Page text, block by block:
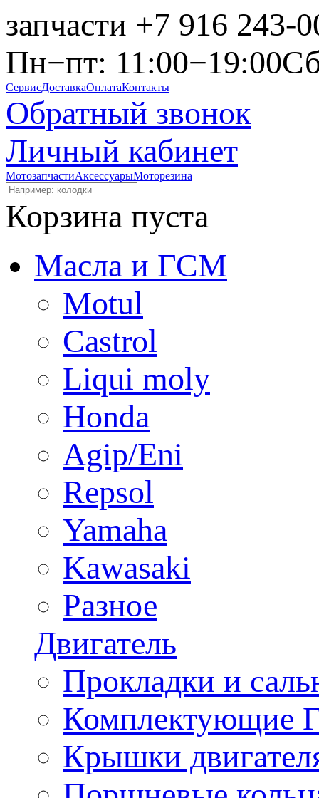
запчасти +7 916 243-
Пн−пт: 11:00−19:00
СервисДоставкаОплатаКонтакты
Обратный звонок
Личный кабинет
МотозапчастиАксессуарыМоторезина
Корзина пуста
Масла и ГСМ
Motul
Castrol
Liqui moly
Honda
Agip/Eni
Repsol
Yamaha
Kawasaki
Разное
Двигатель
Прокладки и
Комплектующие
Крышки